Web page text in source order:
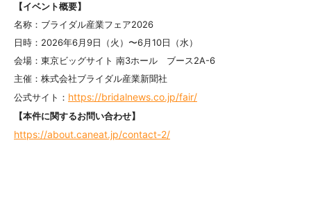
【イベント概要】
名称：ブライダル産業フェア2026
日時：2026年6月9日（火）〜6月10日（水）
会場：東京ビッグサイト 南3ホール ブース2A-6
主催：株式会社ブライダル産業新聞社
公式サイト： https://bridalnews.co.jp/fair/
【本件に関するお問い合わせ】
https://about.caneat.jp/contact-2/